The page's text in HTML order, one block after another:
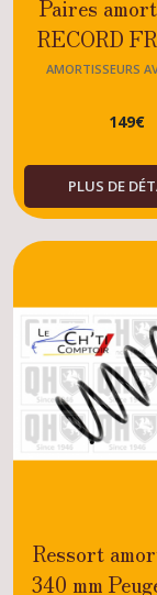
Paires
RECORD
MAXIGAZ
SAUF
AMORTISSEURS
149€
PLUS DE
Ressort
340 mm
résultats